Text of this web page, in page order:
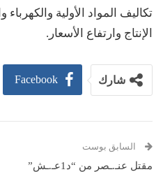
تكاليف المواد الأولية
الإنتاج وارتفاع الأسعار.
شارك Facebook
السابق بوست
مقتل عنـ.ـصر من “د1عـ.ـش”